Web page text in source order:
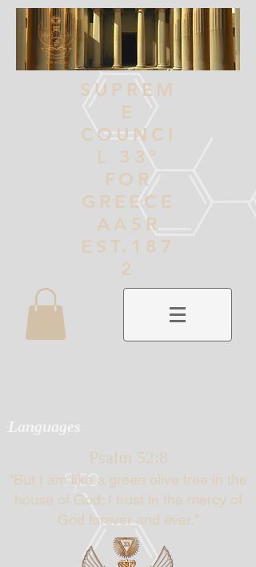
SUPREM
E
COUNCI
L 33º
FOR
GREECE
AASR
EST.187
2
Languages
Psalm 52:8
"But I am like a green olive tree in the
house of God; I trust in the mercy of
God forever and ever."